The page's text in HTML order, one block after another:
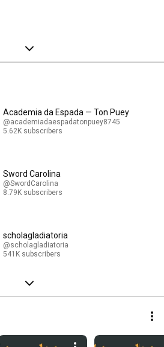
Academia da Espada — Ton Puey
@academiadaespadatonpuey8745
5.62K subscribers
Sword Carolina
@SwordCarolina
8.79K subscribers
scholagladiatoria
@scholagladiatoria
541K subscribers